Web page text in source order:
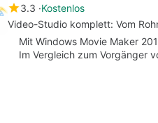
3.3 Kostenlos
Video-Studio komplett: Vom
Mit Windows Movie Maker
Im Vergleich zum Vorgänger